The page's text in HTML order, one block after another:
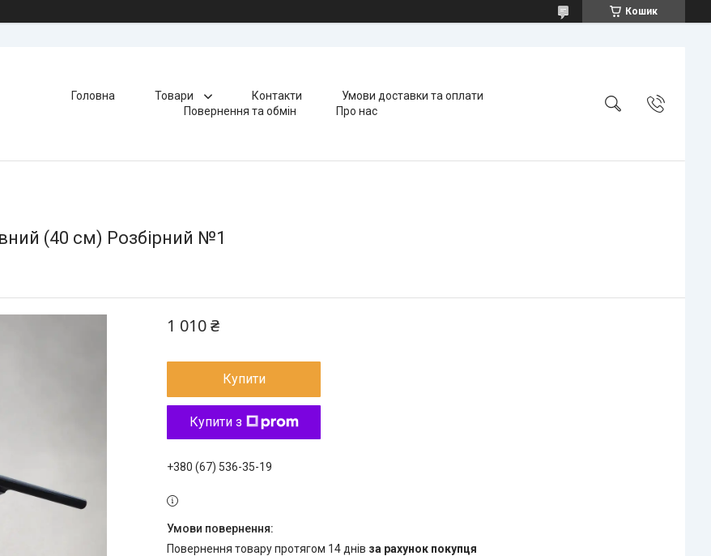
Кошик
Головна Товари Контакти
Умови доставки та оплати
Повернення та обмін
Про нас
(40 см) Розбірний №1
1 010 ₴
Купити
Купити з
+380 (67) 536-35-19
повернення товару протягом 14 днів за рахунок покупця